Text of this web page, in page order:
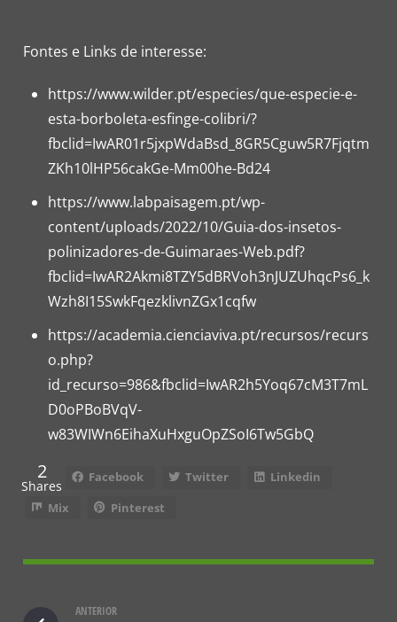
Fontes e Links de interesse:
https://www.wilder.pt/especies/que-especie-e-
esta-borboleta-esfinge-colibri/?
fbclid=IwAR01r5jxpWdaBsd_8GR5Cguw5R7Fjqtm
ZKh10lHP56cakGe-Mm00he-Bd24
https://www.labpaisagem.pt/wp-
content/uploads/2022/10/Guia-dos-insetos-
polinizadores-de-Guimaraes-Web.pdf?
fbclid=IwAR2Akmi8TZY5dBRVoh3nJUZUhqcPs6_k
Wzh8I15SwkFqezklivnZGx1cqfw
https://academia.cienciaviva.pt/recursos/recurs
o.php?
id_recurso=986&fbclid=IwAR2h5Yoq67cM3T7mL
D0oPBoBVqV-
w83WIWn6EihaXuHxguOpZSoI6Tw5GbQ
2
Shares
Facebook Twitter
Linkedin
Mix
Pinterest
ANTERIOR